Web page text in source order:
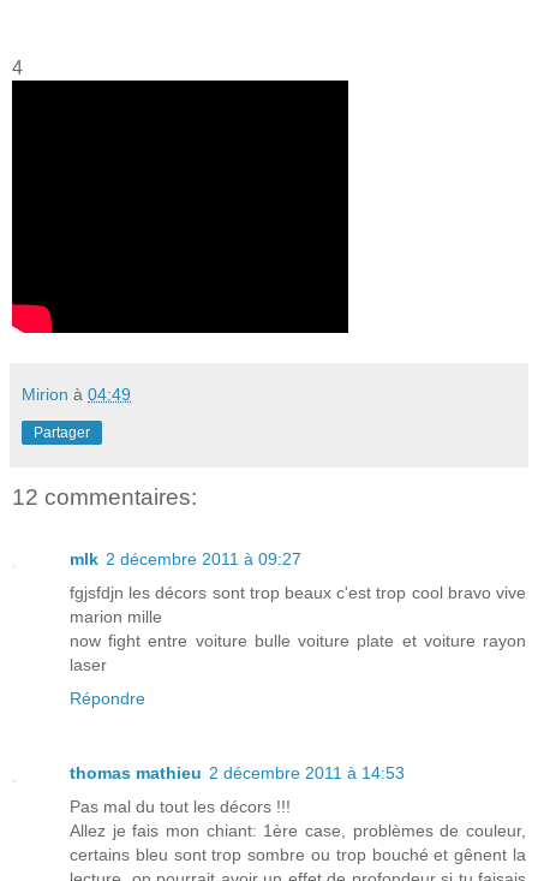
4
Mirion à 04:49
Partager
12 commentaires:
mlk 2 décembre 2011 à 09:27
fgjsfdjn les décors sont trop beaux c'est trop cool bravo vive
marion mille
now fight entre voiture bulle voiture plate et voiture rayon
laser
Répondre
thomas mathieu 2 décembre 2011 à 14:53
Pas mal du tout les décors !!!
Allez je fais mon chiant: 1ère case, problèmes de couleur,
certains bleu sont trop sombre ou trop bouché et gênent la